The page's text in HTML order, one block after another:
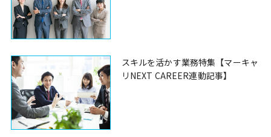
スキルを活かす業務特集【マーキャ
リNEXT CAREER連動記事】